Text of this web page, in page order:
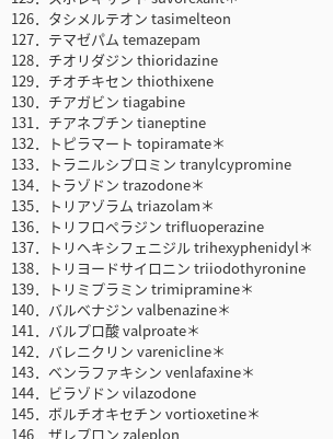
126．タシメルテオン tasimelteon
127．テマゼパム temazepam
128．チオリダジン thioridazine
129．チオチキセン thiothixene
130．チアガビン tiagabine
131．チアネプチン tianeptine
132．トピラマート topiramate＊
133．トラニルシプロミン tranylcypromine
134．トラゾドン trazodone＊
135．トリアゾラム triazolam＊
136．トリフロペラジン trifluoperazine
137．トリヘキシフェニジル trihexyphenidyl＊
138．トリヨードサイロニン triiodothyronine
139．トリミプラミン trimipramine＊
140．バルベナジン valbenazine＊
141．バルプロ酸 valproate＊
142．バレニクリン varenicline＊
143．ベンラファキシン venlafaxine＊
144．ビラゾドン vilazodone
145．ボルチオキセチン vortioxetine＊
146．ザレプロン zaleplon